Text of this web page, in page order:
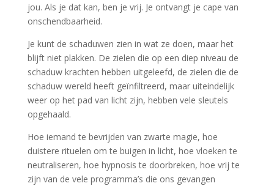
jou. Als je dat kan, ben je vrij. Je ontvangt je cape van
onschendbaarheid.
Je kunt de schaduwen zien in wat ze doen, maar het
blijft niet plakken. De zielen die op een diep niveau de
schaduw krachten hebben uitgeleefd, de zielen die de
schaduw wereld heeft geïnfiltreerd, maar uiteindelijk
weer op het pad van licht zijn, hebben vele sleutels
opgehaald.
Hoe iemand te bevrijden van zwarte magie, hoe
duistere rituelen om te buigen in licht, hoe vloeken te
neutraliseren, hoe hypnosis te doorbreken, hoe vrij te
zijn van de vele programma’s die ons gevangen